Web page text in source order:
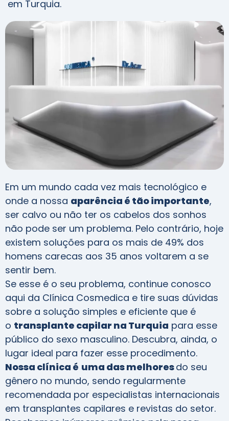
em Turquia.
Em um mundo cada vez mais tecnológico e
onde a nossa aparência é tão importante,
ser calvo ou não ter os cabelos dos sonhos
não pode ser um problema. Pelo contrário, hoje
existem soluções para os mais de 49% dos
homens carecas aos 35 anos voltarem a se
sentir bem.
Se esse é o seu problema, continue conosco
aqui da Clínica Cosmedica e tire suas dúvidas
sobre a solução simples e eficiente que é
o transplante capilar na Turquia para esse
público do sexo masculino. Descubra, ainda, o
lugar ideal para fazer esse procedimento.
Nossa clínica é uma das melhoresdo seu
gênero no mundo, sendo regularmente
recomendada por especialistas internacionais
em transplantes capilares e revistas do setor.